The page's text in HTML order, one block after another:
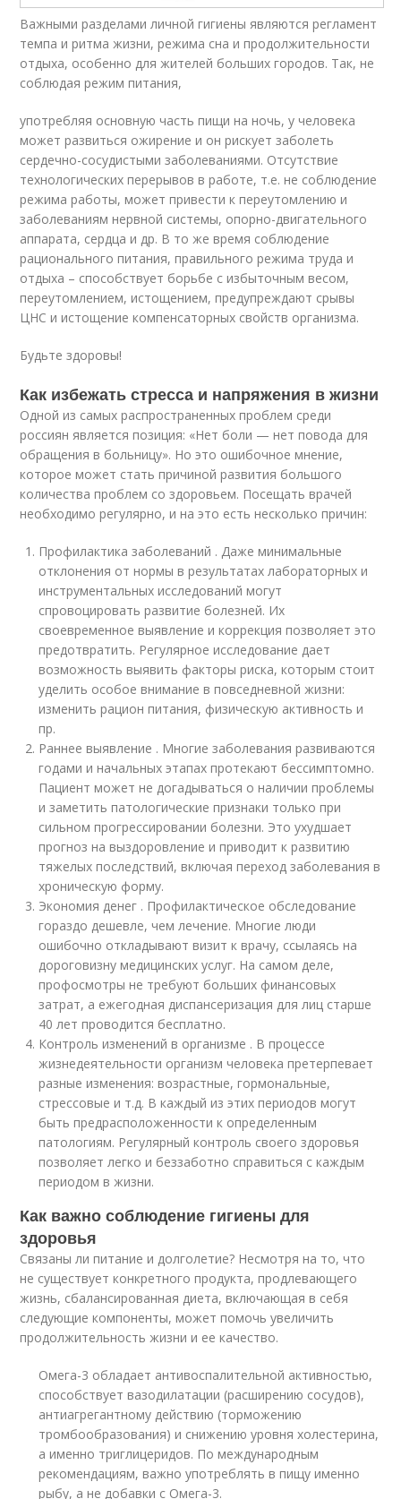
Важными разделами личной гигиены являются регламент
темпа и ритма жизни, режима сна и продолжительности
отдыха, особенно для жителей больших городов. Так, не
соблюдая режим питания,
употребляя основную часть пищи на ночь, у человека
может развиться ожирение и он рискует заболеть
сердечно-сосудистыми заболеваниями. Отсутствие
технологических перерывов в работе, т.е. не соблюдение
режима работы, может привести к переутомлению и
заболеваниям нервной системы, опорно-двигательного
аппарата, сердца и др. В то же время соблюдение
рационального питания, правильного режима труда и
отдыха – способствует борьбе с избыточным весом,
переутомлением, истощением, предупреждают срывы
ЦНС и истощение компенсаторных свойств организма.
Будьте здоровы!
Как избежать стресса и напряжения в жизни
Одной из самых распространенных проблем среди
россиян является позиция: «Нет боли — нет повода для
обращения в больницу». Но это ошибочное мнение,
которое может стать причиной развития большого
количества проблем со здоровьем. Посещать врачей
необходимо регулярно, и на это есть несколько причин:
Профилактика заболеваний . Даже минимальные
отклонения от нормы в результатах лабораторных и
инструментальных исследований могут
спровоцировать развитие болезней. Их
своевременное выявление и коррекция позволяет это
предотвратить. Регулярное исследование дает
возможность выявить факторы риска, которым стоит
уделить особое внимание в повседневной жизни:
изменить рацион питания, физическую активность и
пр.
Раннее выявление . Многие заболевания развиваются
годами и начальных этапах протекают бессимптомно.
Пациент может не догадываться о наличии проблемы
и заметить патологические признаки только при
сильном прогрессировании болезни. Это ухудшает
прогноз на выздоровление и приводит к развитию
тяжелых последствий, включая переход заболевания в
хроническую форму.
Экономия денег . Профилактическое обследование
гораздо дешевле, чем лечение. Многие люди
ошибочно откладывают визит к врачу, ссылаясь на
дороговизну медицинских услуг. На самом деле,
профосмотры не требуют больших финансовых
затрат, а ежегодная диспансеризация для лиц старше
40 лет проводится бесплатно.
Контроль изменений в организме . В процессе
жизнедеятельности организм человека претерпевает
разные изменения: возрастные, гормональные,
стрессовые и т.д. В каждый из этих периодов могут
быть предрасположенности к определенным
патологиям. Регулярный контроль своего здоровья
позволяет легко и беззаботно справиться с каждым
периодом в жизни.
Как важно соблюдение гигиены для
здоровья
Связаны ли питание и долголетие? Несмотря на то, что
не существует конкретного продукта, продлевающего
жизнь, сбалансированная диета, включающая в себя
следующие компоненты, может помочь увеличить
продолжительность жизни и ее качество.
Омега-3 обладает антивоспалительной активностью,
способствует вазодилатации (расширению сосудов),
антиагрегантному действию (торможению
тромбообразования) и снижению уровня холестерина,
а именно триглицеридов. По международным
рекомендациям, важно употреблять в пищу именно
рыбу, а не добавки с Омега-3.